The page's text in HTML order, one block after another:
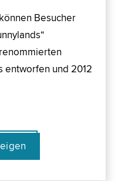
Besucher
entworfen und 2012